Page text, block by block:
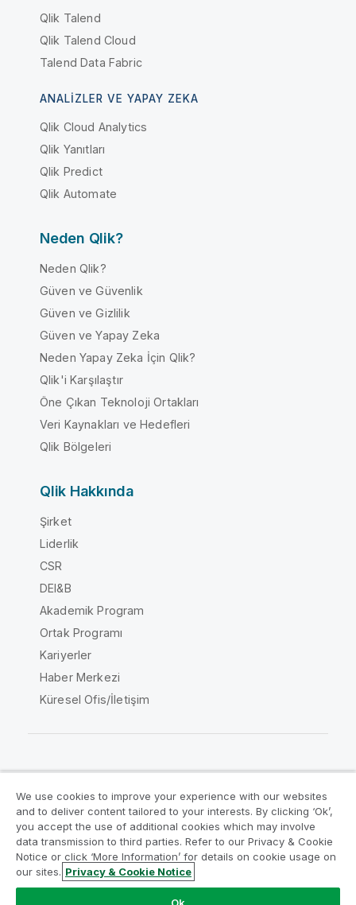
Qlik Talend
Qlik Talend Cloud
Talend Data Fabric
ANALIZLER VE YAPAY ZEKA
Qlik Cloud Analytics
Qlik Yanıtları
Qlik Predict
Qlik Automate
Neden Qlik?
Neden Qlik?
Güven ve Güvenlik
Güven ve Gizlilik
Güven ve Yapay Zeka
Neden Yapay Zeka İçin Qlik?
Qlik'i Karşılaştır
Öne Çıkan Teknoloji Ortakları
Veri Kaynakları ve Hedefleri
Qlik Bölgeleri
Qlik Hakkında
Şirket
Liderlik
CSR
DEI&B
Akademik Program
Ortak Programı
Kariyerler
Haber Merkezi
Küresel Ofis/İletişim
Yasal sözleşmeler
Ürün Koşulları
Legal Policies
Legal Policies
Kullanım koşulları
Ticari markalar
Do Not Share My Info
We use cookies to improve your experience with our websites
and to deliver content tailored to your interests. By clicking ‘Ok’,
you accept the use of additional cookies which may involve
data transmission to third parties. Refer to our Privacy & Cookie
Notice or click ‘More Information’ for details on cookie usage on
our sites. Privacy & Cookie Notice